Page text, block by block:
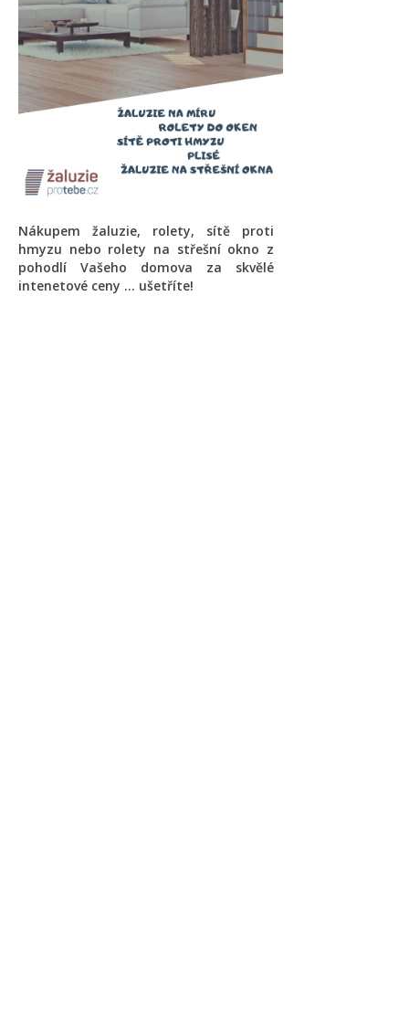
Nákupem žaluzie, rolety, sítě proti
hmyzu nebo rolety na střešní okno z
pohodlí Vašeho domova za skvělé
intenetové ceny ... ušetříte!